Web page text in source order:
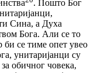
. Пошто Бог
Сина, а Духа
Бога. Али се то
би се тиме опет увео
унитаријанци су
обичног човека,